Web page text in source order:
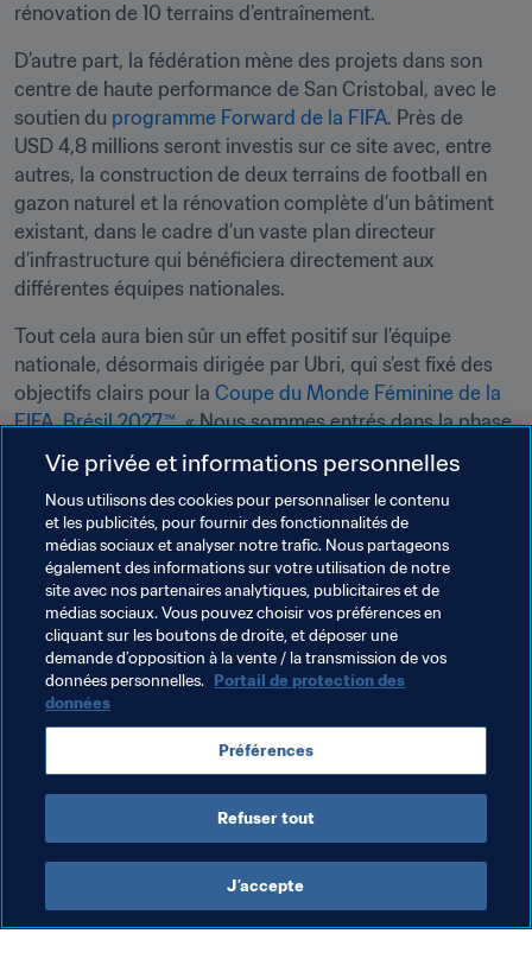
rénovation de 10 terrains d’entraînement.
D’autre part, la fédération mène des projets dans son
centre de haute performance de San Cristobal, avec le
soutien du programme Forward de la FIFA. Près de
USD 4,8 millions seront investis sur ce site avec, entre
autres, la construction de deux terrains de football en
gazon naturel et la rénovation complète d’un bâtiment
existant, dans le cadre d’un vaste plan directeur
d’infrastructure qui bénéficiera directement aux
différentes équipes nationales.
Tout cela aura bien sûr un effet positif sur l’équipe
nationale, désormais dirigée par Ubri, qui s’est fixé des
objectifs clairs pour la Coupe du Monde Féminine de la
FIFA, Brésil 2027™. « Nous sommes entrés dans la phase
de construction d’une équipe compétitive. Il est essentiel
pour nous de disputer ensemble le plus grand nombre
possible de matches FIFA. De cette façon, nous
pourrons développer une identité et une alchimie
collective solides avant de nous concentrer sur les
qualifications. »
Thèmes en lien
FIFA Forward Football Féminin Organisation
Dominican Republic Concacaf
Vie privée et informations personnelles
Nous utilisons des cookies pour personnaliser le contenu
et les publicités, pour fournir des fonctionnalités de
médias sociaux et analyser notre trafic. Nous partageons
également des informations sur votre utilisation de notre
site avec nos partenaires analytiques, publicitaires et de
médias sociaux. Vous pouvez choisir vos préférences en
cliquant sur les boutons de droite, et déposer une
demande d’opposition à la vente / la transmission de vos
données personnelles. Portail de protection des
données
Préférences
Refuser tout
J’accepte